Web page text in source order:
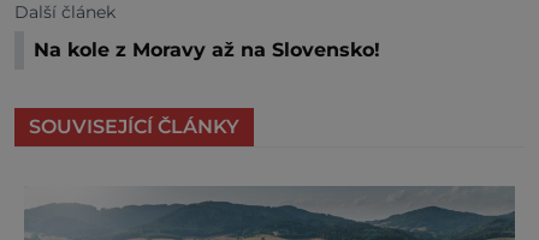
Další článek
Na kole z Moravy až na Slovensko!
SOUVISEJÍCÍ ČLÁNKY